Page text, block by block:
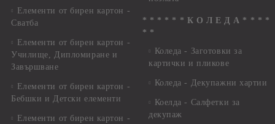
Елементи от бирен картон -
Сватба
Елементи от бирен картон -
Училище, Дипломиране и
Завършване
Елементи от бирен картон -
Бебшки и Детски елементи
Елементи от бирен картон -
* * * * * * К О Л Е Д А * * * *
* *
Коледа - Заготовки за
картички и пликове
Коледа - Декупажни хартии
Коелда - Салфетки за
декупаж